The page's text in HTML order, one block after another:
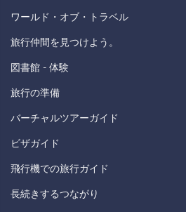
ワールド・オブ・トラベル
旅行仲間を見つけよう。
図書館 - 体験
旅行の準備
バーチャルツアーガイド
ビザガイド
飛行機での旅行ガイド
長続きするつながり